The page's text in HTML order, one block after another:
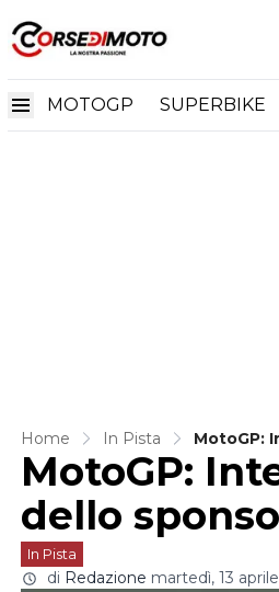
MOTOGP SUPERBIKE
Home In Pista MotoGP:
MotoGP:
dello
In Pista
di Redazione martedì, 13